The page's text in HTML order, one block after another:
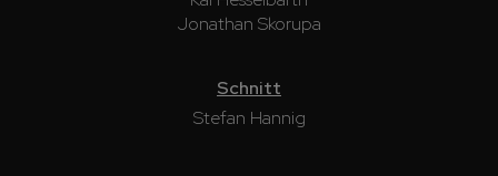
Jonathan Skorupa
Schnitt
Stefan Hannig